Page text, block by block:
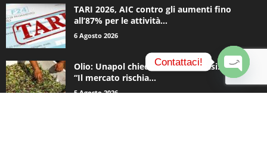
TARI 2026, AIC contro gli aumenti fino
all’87% per le attività...
6 Agosto 2026
Olio: Unapol chiede lo stato di crisi. Loiodice:
“Il mercato rischia...
5 Agosto 2026
Contattaci!
O